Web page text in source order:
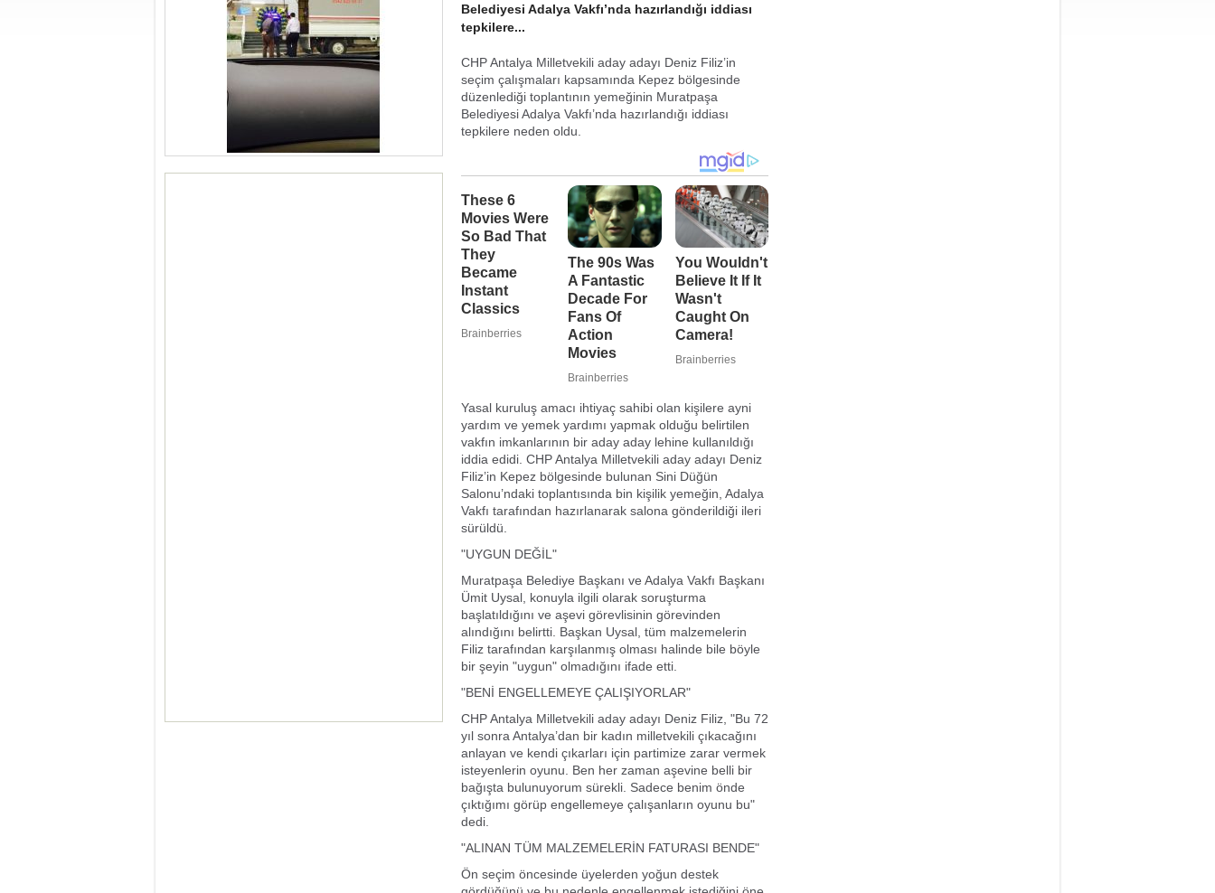
Belediyesi Adalya Vakfı’nda hazırlandığı iddiası
tepkilere...
CHP Antalya Milletvekili aday adayı Deniz Filiz’in
seçim çalışmaları kapsamında Kepez bölgesinde
düzenlediği toplantının yemeğinin Muratpaşa
Belediyesi Adalya Vakfı’nda hazırlandığı iddiası
tepkilere neden oldu.
Yasal kuruluş amacı ihtiyaç sahibi olan kişilere ayni
yardım ve yemek yardımı yapmak olduğu belirtilen
vakfın imkanlarının bir aday aday lehine kullanıldığı
iddia edidi. CHP Antalya Milletvekili aday adayı Deniz
Filiz’in Kepez bölgesinde bulunan Sini Düğün
Salonu’ndaki toplantısında bin kişilik yemeğin, Adalya
Vakfı tarafından hazırlanarak salona gönderildiği ileri
sürüldü.
"UYGUN DEĞİL"
Muratpaşa Belediye Başkanı ve Adalya Vakfı Başkanı
Ümit Uysal, konuyla ilgili olarak soruşturma
başlatıldığını ve aşevi görevlisinin görevinden
alındığını belirtti. Başkan Uysal, tüm malzemelerin
Filiz tarafından karşılanmış olması halinde bile böyle
bir şeyin "uygun" olmadığını ifade etti.
"BENİ ENGELLEMEYE ÇALIŞIYORLAR"
CHP Antalya Milletvekili aday adayı Deniz Filiz, "Bu 72
yıl sonra Antalya’dan bir kadın milletvekili çıkacağını
anlayan ve kendi çıkarları için partimize zarar vermek
isteyenlerin oyunu. Ben her zaman aşevine belli bir
bağışta bulunuyorum sürekli. Sadece benim önde
çıktığımı görüp engellemeye çalışanların oyunu bu"
dedi.
"ALINAN TÜM MALZEMELERİN FATURASI BENDE"
Ön seçim öncesinde üyelerden yoğun destek